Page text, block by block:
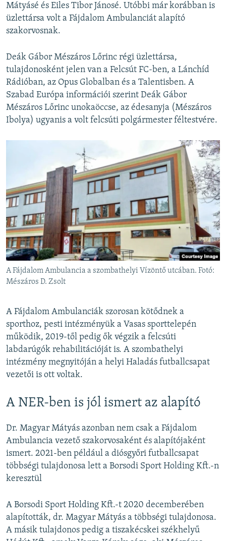
Mátyásé és Eiles Tibor Jánosé. Utóbbi már korábban is
üzlettársa volt a Fájdalom Ambulanciát alapító
szakorvosnak.
Deák Gábor Mészáros Lőrinc régi üzlettársa,
tulajdonosként jelen van a Felcsút FC-ben, a Lánchíd
Rádióban, az Opus Globalban és a Talentisben. A
Szabad Európa információi szerint Deák Gábor
Mészáros Lőrinc unokaöccse, az édesanyja (Mészáros
Ibolya) ugyanis a volt felcsúti polgármester féltestvére.
A Fájdalom Ambulancia a szombathelyi Vízöntő utcában. Fotó:
Mészáros D. Zsolt
A Fájdalom Ambulanciák szorosan kötődnek a
sporthoz, pesti intézményük a Vasas sporttelepén
működik, 2019-től pedig ők végzik a felcsúti
labdarúgók rehabilitációját is. A szombathelyi
intézmény megnyitóján a helyi Haladás futballcsapat
vezetői is ott voltak.
A NER-ben is jól ismert az alapító
Dr. Magyar Mátyás azonban nem csak a Fájdalom
Ambulancia vezető szakorvosaként és alapítójaként
ismert. 2021-ben például a diósgyőri futballcsapat
többségi tulajdonosa lett a Borsodi Sport Holding Kft.-n
keresztül
A Borsodi Sport Holding Kft.-t 2020 decemberében
alapították, dr. Magyar Mátyás a többségi tulajdonosa.
A másik tulajdonos pedig a tiszakécskei székhelyű